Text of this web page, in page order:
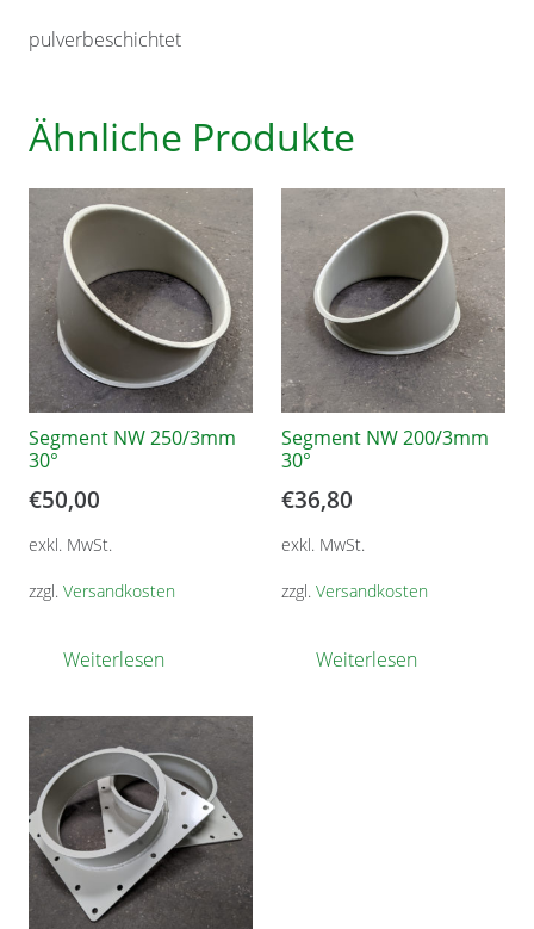
pulverbeschichtet
Ähnliche Produkte
Segment NW 250/3mm
30°
€50,00
exkl. MwSt.
zzgl. Versandkosten
Weiterlesen
Segment NW 200/3mm
30°
€36,80
exkl. MwSt.
zzgl. Versandkosten
Weiterlesen